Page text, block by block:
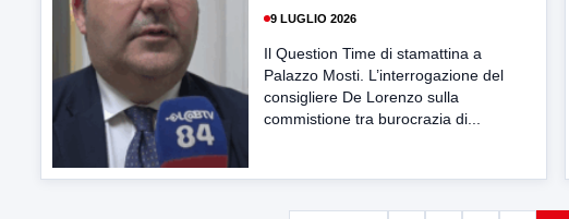
9 LUGLIO 2026
Il Question Time di stamattina a
Palazzo Mosti. L’interrogazione del
consigliere De Lorenzo sulla
commistione tra burocrazia di...